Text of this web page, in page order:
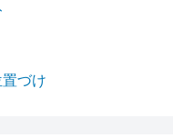
づけ